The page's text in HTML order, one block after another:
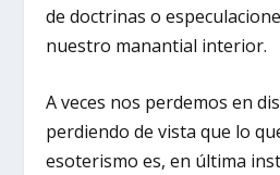
de doctrinas o
nuestro manantial interior.
A veces nos perdemos en
perdiendo de vista que lo
esoterismo es, en última